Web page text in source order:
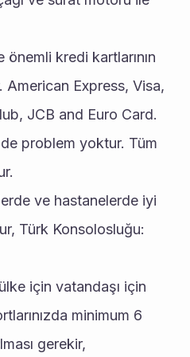
önemli kredi kartlarının
American Express, Visa,
JCB and Euro Card.
problem yoktur. Tüm
ve hastanelerde iyi
Türk Konsolosluğu:
için vatandaşı için
minimum 6
gerekir,